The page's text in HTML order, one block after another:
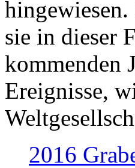
sie in dieser
kommenden
Ereignisse,
2016